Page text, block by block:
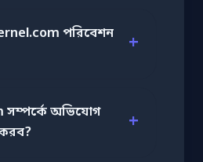
পরিবেশন
সম্পর্কে অভিযোগ